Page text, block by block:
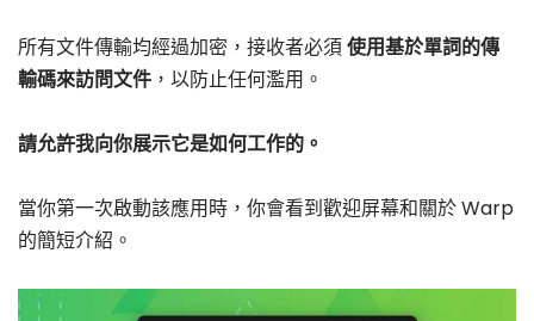
所有文件傳輸均經過加密，接收者必須使用基於單詞的傳
輸碼來訪問文件 ，以防止任何濫用。
請允許我向你展示它是如何工作的。
當你第一次啟動該應用時，你會看到歡迎屏幕和關於 Warp
的簡短介紹。